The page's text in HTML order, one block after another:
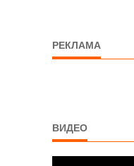
РЕКЛАМА
ВИДЕО